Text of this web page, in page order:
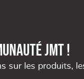
JMT !
sur les produits,